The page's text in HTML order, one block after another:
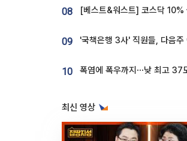
08
09
10
최신 영상